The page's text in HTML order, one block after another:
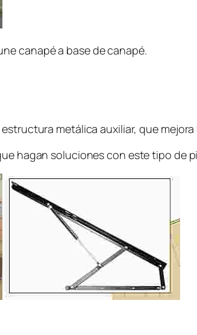
canapé a base de canapé.
metálica auxiliar, que
hagan soluciones con este tipo de